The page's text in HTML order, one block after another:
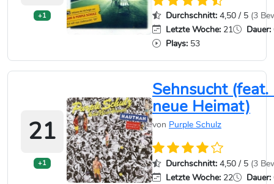
+1 Durchschnitt: 4,50 / 5 (3
Letzte Woche: 21 Dauer:
Plays: 53
21
+1
Sehnsucht (feat.
neue Heimat)
von Purple Schulz
Durchschnitt: 4,50 / 5 (3
Letzte Woche: 22 Dauer: